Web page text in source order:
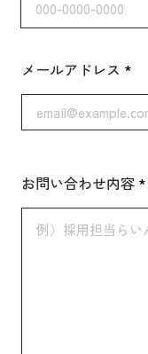
お問い合わせ内容
メールアドレス